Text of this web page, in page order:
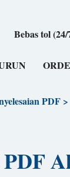
Bebas tol
PDF>